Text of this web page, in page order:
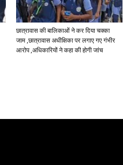
छात्रावास की बालिकाओं ने कर दिया चक्का
जाम ,छात्रावास अधीक्षिका पर लगाए गए गंभीर
आरोप ,अधिकारियों ने कहा की होगी जांच